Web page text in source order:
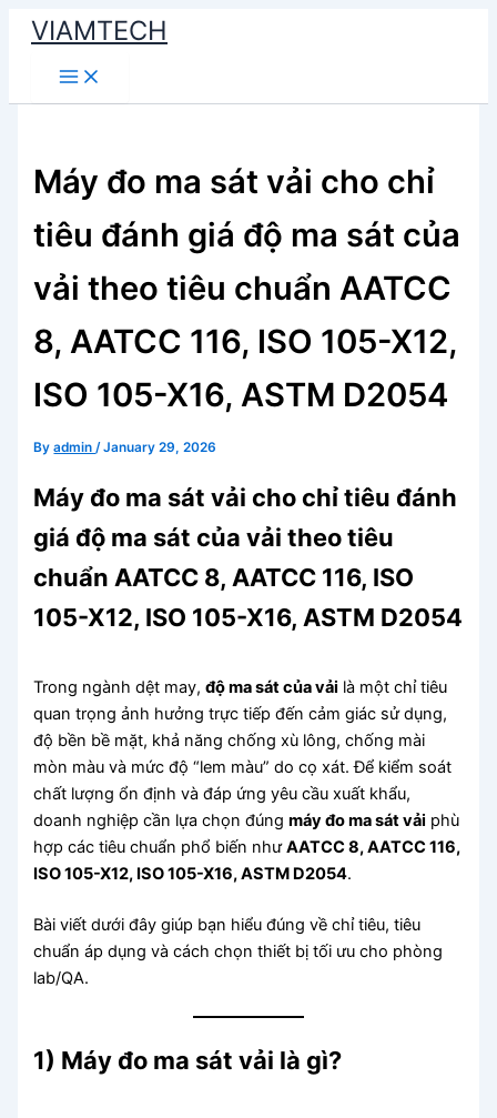
Skip
content
VIAMTECH
Main
Menu
Máy đo ma sát vải cho chỉ
tiêu đánh giá độ ma sát của
vải theo tiêu chuẩn AATCC
8, AATCC 116, ISO 105-X12,
ISO 105-X16, ASTM D2054
Byadmin/January 29, 2026
Máy đo ma sát vải cho chỉ tiêu đánh
giá độ ma sát của vải theo tiêu
chuẩn AATCC 8, AATCC 116, ISO
105-X12, ISO 105-X16, ASTM D2054
Trong ngành dệt may,độ ma sát của vải là một chỉ tiêu
quan trọng ảnh hưởng trực tiếp đến cảm giác sử dụng,
độ bền bề mặt, khả năng chống xù lông, chống mài
mòn màu và mức độ “lem màu” do cọ xát. Để kiểm soát
chất lượng ổn định và đáp ứng yêu cầu xuất khẩu,
doanh nghiệp cần lựa chọn đúngmáy đo ma sát vải phù
hợp các tiêu chuẩn phổ biến nhưAATCC 8, AATCC 116,
ISO 105-X12, ISO 105-X16, ASTM D2054.
Bài viết dưới đây giúp bạn hiểu đúng về chỉ tiêu, tiêu
chuẩn áp dụng và cách chọn thiết bị tối ưu cho phòng
lab/QA.
1) Máy đo ma sát vải là gì?